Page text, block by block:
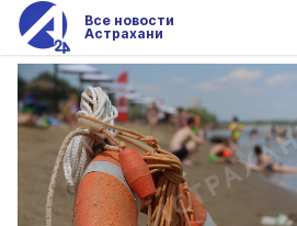
Все новости
Астрахани